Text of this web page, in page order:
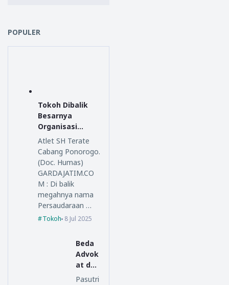
POPULER
Tokoh Dibalik
Besarnya
Organisasi
Persaudaraan
Setia Hati
Terate
Atlet SH Terate
Cabang Ponorogo.
(Doc. Humas)
GARDAJATIM.CO
M : Di balik
megahnya nama
Persaudaraan …
Tokoh 8 Jul 2025
Beda
Advok
at dan
Lawye
Pasutri